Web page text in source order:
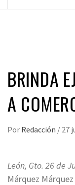
BRINDA
A
Por Redacción / 27
León, Gto. 26 de
Márquez